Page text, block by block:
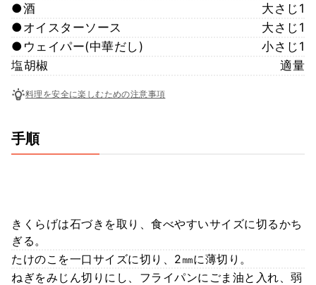
●酒
大さじ1
●オイスターソース
大さじ1
●ウェイパー(中華だし)
小さじ1
塩胡椒
適量
料理を安全に楽しむための注意事項
手順
きくらげは石づきを取り、食べやすいサイズに切るかち
ぎる。
たけのこを一口サイズに切り、2㎜に薄切り。
ねぎをみじん切りにし、フライパンにごま油と入れ、弱